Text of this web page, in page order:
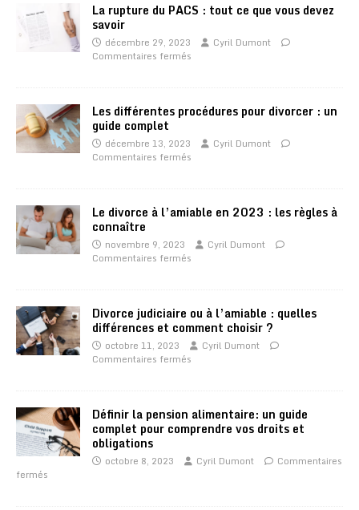
La rupture du PACS : tout ce que vous devez
savoir
décembre 29, 2023
Cyril Dumont
Commentaires fermés
Les différentes procédures pour divorcer : un
guide complet
décembre 13, 2023
Cyril Dumont
Commentaires fermés
Le divorce à l’amiable en 2023 : les règles à
connaître
novembre 9, 2023
Cyril Dumont
Commentaires fermés
Divorce judiciaire ou à l’amiable : quelles
différences et comment choisir ?
octobre 11, 2023
Cyril Dumont
Commentaires fermés
Définir la pension alimentaire: un guide
complet pour comprendre vos droits et
obligations
octobre 8, 2023 Cyril Dumont
Commentaires
fermés